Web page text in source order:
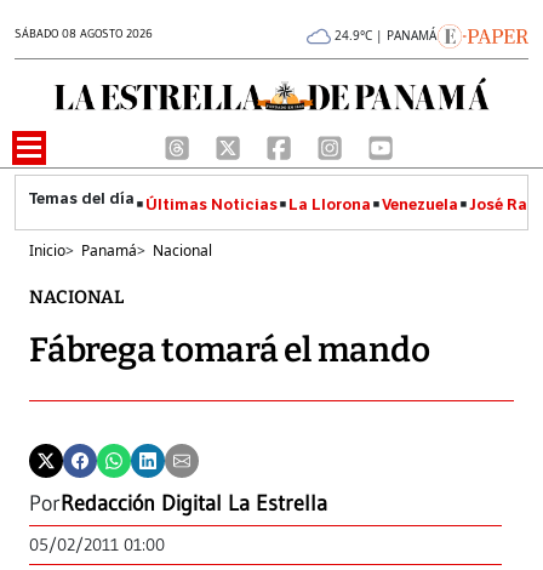
SÁBADO 08 AGOSTO 2026 24.9°C | PANAMÁ
Últimas Noticias La Llorona Venezuela José
Inicio> Panamá> Nacional
NACIONAL
Fábrega tomará el mando
PorRedacción Digital La Estrella
05/02/2011 01:00